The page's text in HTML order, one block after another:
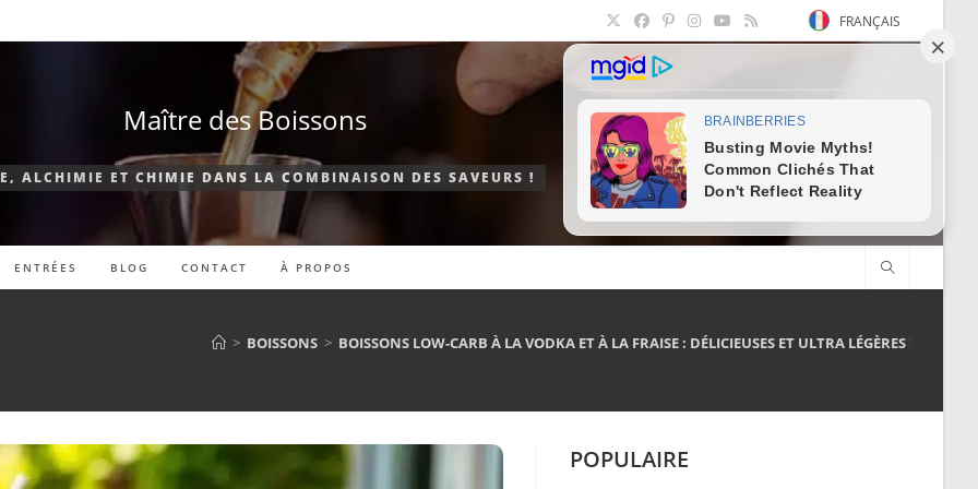
FRANÇAIS
Maître des Boissons
ALCHIMIE ET CHIMIE DANS LA COMBINAISON DES SAVEURS !
ENTRÉES BLOG CONTACT À PROPOS
> BOISSONS > BOISSONS LOW-CARB À LA VODKA ET À LA FRAISE : DÉLICIEUSES ET ULTRA LÉGÈRES !
POPULAIRE